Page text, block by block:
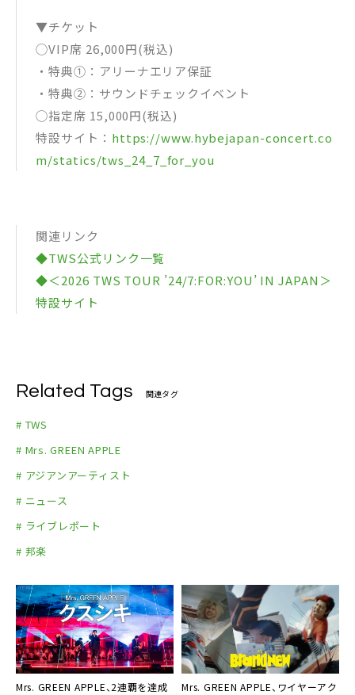
▼チケット
◯VIP席 26,000円(税込)
・特典①：アリーナエリア保証
・特典②：サウンドチェックイベント
◯指定席 15,000円(税込)
特設サイト： https://www.hybejapan-concert.co
m/statics/tws_24_7_for_you
関連リンク
◆TWS公式リンク一覧
◆＜2026 TWS TOUR ’24/7:FOR:YOU’ IN JAPAN＞
特設サイト
Related Tags 関連タグ
# TWS
# Mrs. GREEN APPLE
# アジアンアーティスト
# ニュース
# ライブレポート
# 邦楽
Mrs. GREEN APPLE、2連覇を達成
Mrs. GREEN APPLE、ワイヤーアク